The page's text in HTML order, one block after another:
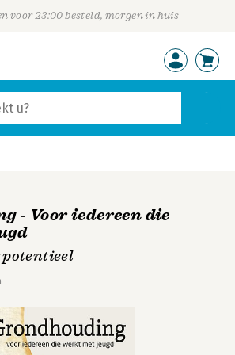
voor 23:00 besteld, morgen in huis
- Voor iedereen die
potentieel